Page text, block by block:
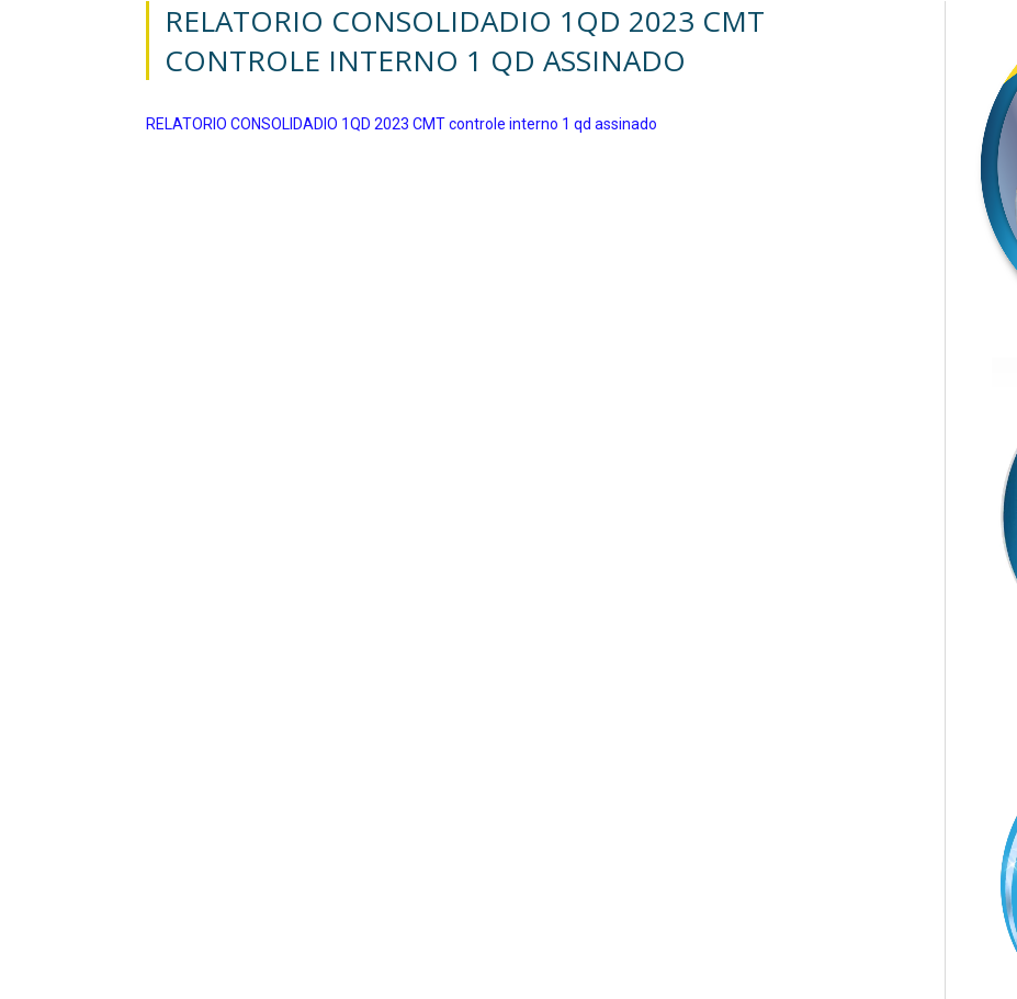
RELATORIO CONSOLIDADIO 1QD 2023 CMT
CONTROLE INTERNO 1 QD ASSINADO
RELATORIO CONSOLIDADIO 1QD 2023 CMT controle interno 1 qd assinado